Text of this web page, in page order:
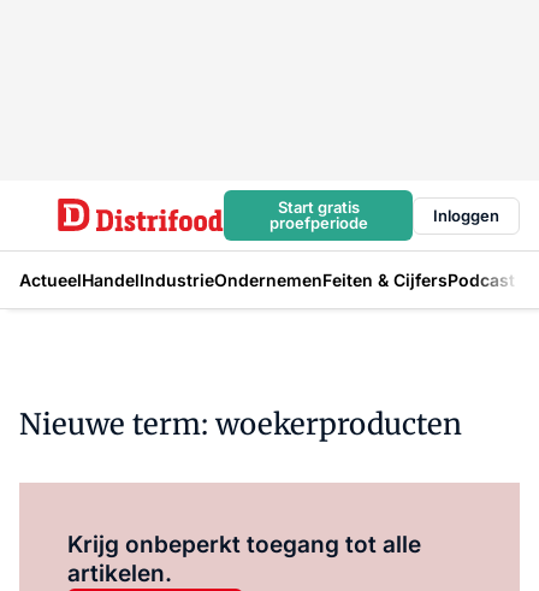
Start gratis
proefperiode
Inloggen
ActueelHandelIndustrieOndernemenFeiten & CijfersPodcast
Nieuwe term: woekerproducten
Krijg onbeperkt toegang tot alle
artikelen.